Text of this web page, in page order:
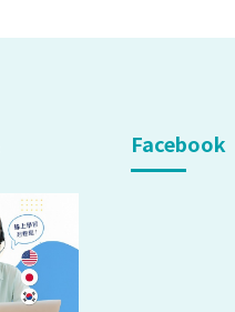
Facebook